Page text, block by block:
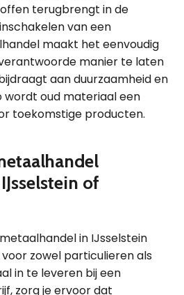
terugbrengt in de
van een
maakt het eenvoudig
manier te laten
aan duurzaamheid en
wordt oud materiaal een
toekomstige producten.
of
in IJsselstein
zowel particulieren als
in te leveren bij een
zorg je ervoor dat